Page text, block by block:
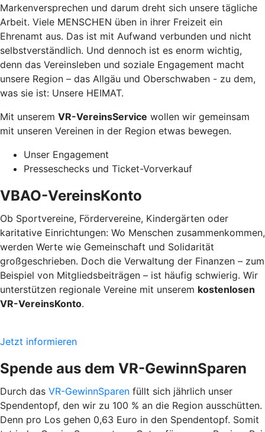
Markenversprechen und darum dreht sich unsere tägliche
Arbeit. Viele MENSCHEN üben in ihrer Freizeit ein
Ehrenamt aus. Das ist mit Aufwand verbunden und nicht
selbstverständlich. Und dennoch ist es enorm wichtig,
denn das Vereinsleben und soziale Engagement macht
unsere Region – das Allgäu und Oberschwaben - zu dem,
was sie ist: Unsere HEIMAT.
Mit unserem VR-VereinsService wollen wir gemeinsam
mit unseren Vereinen in der Region etwas bewegen.
Unser Engagement
Presseschecks und Ticket-Vorverkauf
VBAO-VereinsKonto
Ob Sportvereine, Fördervereine, Kindergärten oder
karitative Einrichtungen: Wo Menschen zusammenkommen,
werden Werte wie Gemeinschaft und Solidarität
großgeschrieben. Doch die Verwaltung der Finanzen – zum
Beispiel von Mitgliedsbeiträgen – ist häufig schwierig. Wir
unterstützen regionale Vereine mit unserem kostenlosen
VR-VereinsKonto.
Jetzt informieren
Spende aus dem VR-GewinnSparen
Durch das VR-GewinnSparen füllt sich jährlich unser
Spendentopf, den wir zu 100 % an die Region ausschütten.
Denn pro Los gehen 0,63 Euro in den Spendentopf. Somit